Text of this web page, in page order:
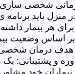
شخصی
در منزل باید
هر بیمار
بر اساس وضعیت
و هدف درمان
و پشتیبانی: یک
بیماران خود